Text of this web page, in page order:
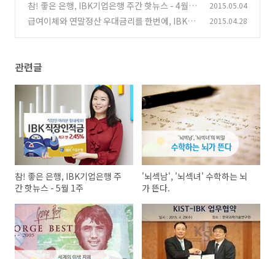
참! 좋은 은행, IBK기업은행 주간 핫뉴스 - 4월 5
주
(0)
2015.05.04
급여이체와 연말정산 우대금리를 한번에, IBK직
2015.04.28
관련글
참! 좋은 은행, IBK기업은행 주
간 핫뉴스 - 5월 1주
'뇌섹남', '뇌섹녀' 수학하는 뇌
가 뜬다.